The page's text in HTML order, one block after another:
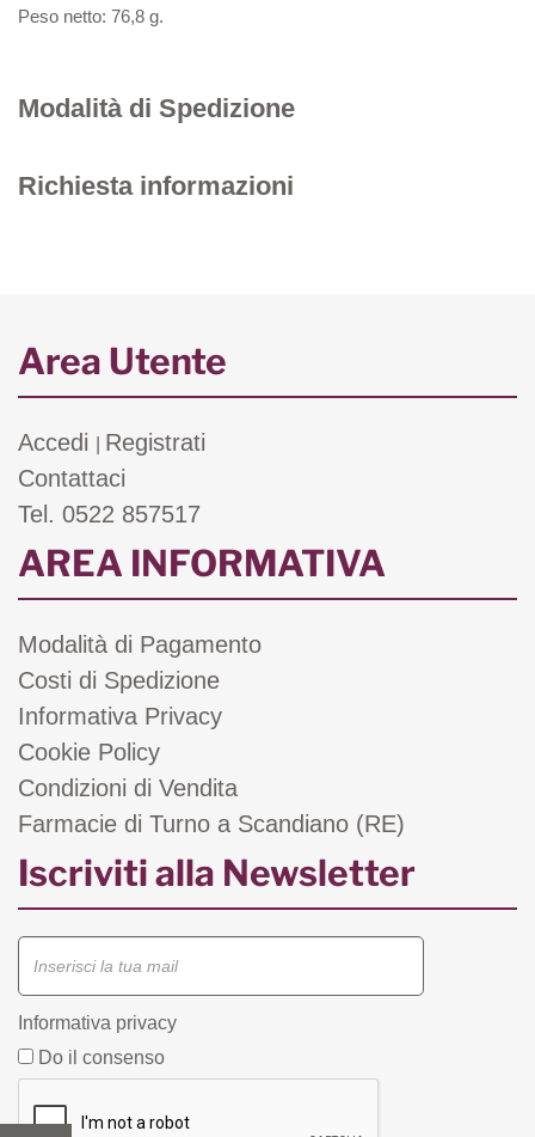
Peso netto: 76,8 g.
Modalità di Spedizione
Richiesta informazioni
Area Utente
Accedi
Registrati
Contattaci
Tel. 0522 857517
AREA INFORMATIVA
Modalità di Pagamento
Costi di Spedizione
Informativa Privacy
Cookie Policy
Condizioni di Vendita
Farmacie di Turno a Scandiano (RE)
Iscriviti alla Newsletter
Informativa privacy
Do il consenso